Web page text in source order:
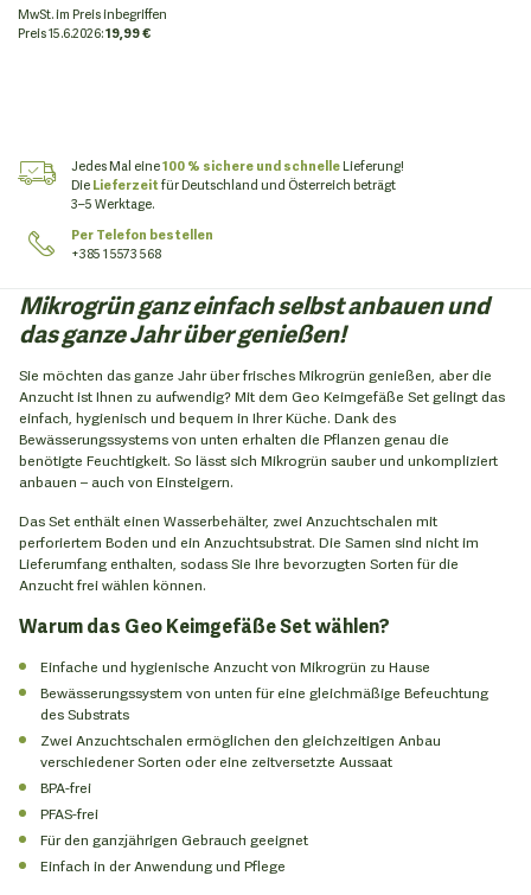
MwSt. im Preis inbegriffen
Preis15.6.2026:19,99 €
Jedes Mal eine100 % sichere und schnelleLieferung!
DieLieferzeitfür Deutschland und Österreich beträgt
3–5 Werktage.
Per Telefon bestellen
+385 1 5573 568
Mikrogrün ganz einfach selbst anbauen und
das ganze Jahr über genießen!
Sie möchten das ganze Jahr über frisches Mikrogrün genießen, aber die
Anzucht ist Ihnen zu aufwendig? Mit dem Geo Keimgefäße Set gelingt das
einfach, hygienisch und bequem in Ihrer Küche. Dank des
Bewässerungssystems von unten erhalten die Pflanzen genau die
benötigte Feuchtigkeit. So lässt sich Mikrogrün sauber und unkompliziert
anbauen – auch von Einsteigern.
Das Set enthält einen Wasserbehälter, zwei Anzuchtschalen mit
perforiertem Boden und ein Anzuchtsubstrat. Die Samen sind nicht im
Lieferumfang enthalten, sodass Sie Ihre bevorzugten Sorten für die
Anzucht frei wählen können.
Warum das Geo Keimgefäße Set wählen?
Einfache und hygienische Anzucht von Mikrogrün zu Hause
Bewässerungssystem von unten für eine gleichmäßige Befeuchtung
des Substrats
Zwei Anzuchtschalen ermöglichen den gleichzeitigen Anbau
verschiedener Sorten oder eine zeitversetzte Aussaat
BPA-frei
PFAS-frei
Für den ganzjährigen Gebrauch geeignet
Einfach in der Anwendung und Pflege